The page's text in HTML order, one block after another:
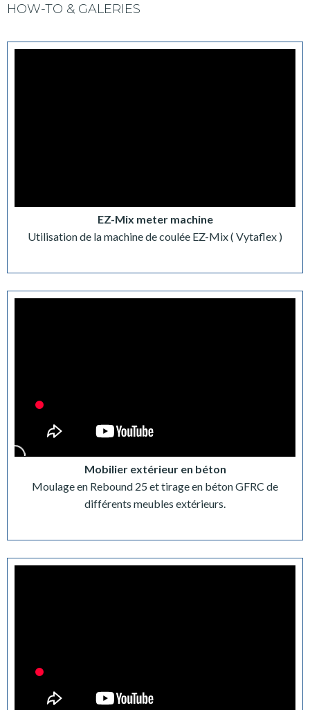
HOW-TO & GALERIES
EZ-Mix meter machine
Utilisation de la machine de coulée EZ-Mix ( Vytaflex )
Mobilier extérieur en béton
Moulage en Rebound 25 et tirage en béton GFRC de
différents meubles extérieurs.